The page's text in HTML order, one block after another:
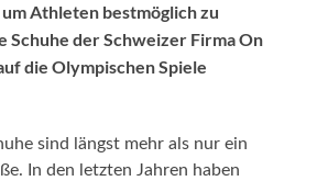
Athleten bestmöglich zu
Schuhe der Schweizer Firma On
die Olympischen Spiele
sind längst mehr als nur ein
In den letzten Jahren haben